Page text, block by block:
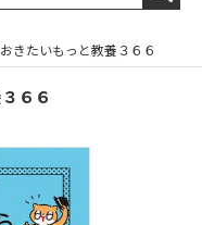
きたいもっと教養３６６
６６